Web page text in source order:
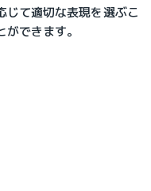
じて適切な表現を選ぶこ
できます。